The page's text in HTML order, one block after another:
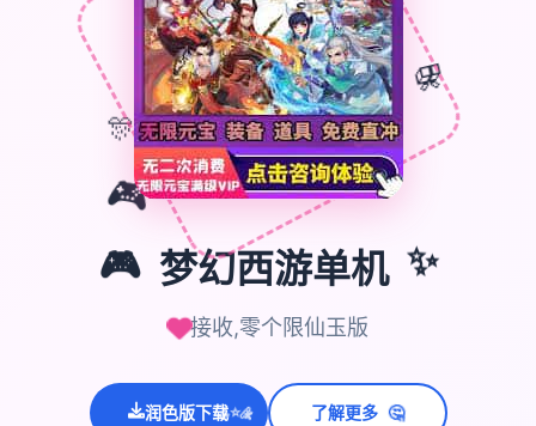
🎮
🎮 梦幻西游单机 ✨
接收,零个限仙玉版
润色版下载
✨⭐💫 了解更多 🤔
🎊
🎁